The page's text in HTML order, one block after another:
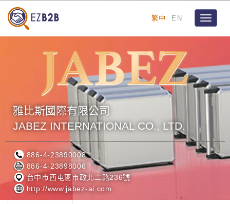
繁中 EN
Toggle
雅比斯國際有限公司
JABEZ INTERNATIONAL CO., LTD.
886-4-23890008
886-4-23898006
台中市西屯區市政北二路236號
http://www.jabez-ai.com